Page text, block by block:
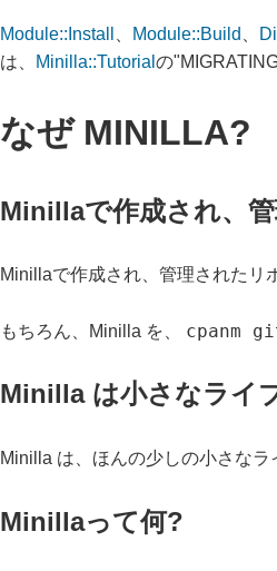
Module::Install 、 Module::Build 、
は、
Minilla::Tutorial の
なぜ MINILLA?
Minillaで作成され、
Minillaで作成され、管理されたリ
もちろん、Minilla を、 cpanm
Minilla は小さなライ
Minilla は、ほんの少しの小さな
Minillaって何?